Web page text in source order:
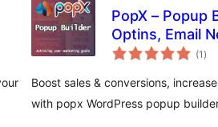
PopX – Popup
Optins, Email
(1 )
Boost sales & conversions,
with popx WordPress popup